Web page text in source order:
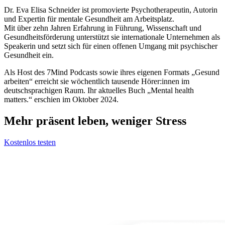
Dr. Eva Elisa Schneider ist promovierte Psychotherapeutin, Autorin
und Expertin für mentale Gesundheit am Arbeitsplatz.
Mit über zehn Jahren Erfahrung in Führung, Wissenschaft und
Gesundheitsförderung unterstützt sie internationale Unternehmen als
Speakerin und setzt sich für einen offenen Umgang mit psychischer
Gesundheit ein.
Als Host des 7Mind Podcasts sowie ihres eigenen Formats „Gesund
arbeiten“ erreicht sie wöchentlich tausende Hörer:innen im
deutschsprachigen Raum. Ihr aktuelles Buch „Mental health
matters.“ erschien im Oktober 2024.
Mehr präsent leben, weniger Stress
Kostenlos testen